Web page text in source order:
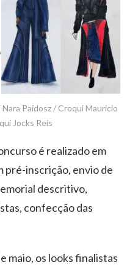
Paidosz / Croqui Mauricio
Jocks Reis
é realizado em
pré-inscrição, envio de
descritivo,
confecção das
maio, os looks finalistas